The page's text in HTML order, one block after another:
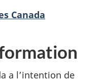
Canada
a l’intention de